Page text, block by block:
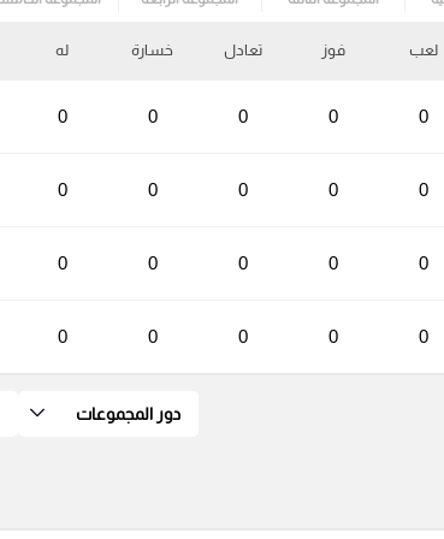
لعب فوز تعادل خسارة له
0
0
0
0
0
0
0
0
0
0
0
0
0
0
0
0
0
0
0
0
دور المجموعات